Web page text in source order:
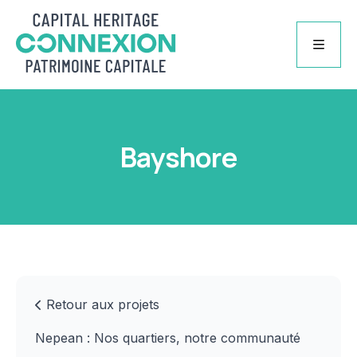
content
Conseil d’administration
Nous joindre
Bayshore
Retour aux projets
Nepean : Nos quartiers, notre communauté